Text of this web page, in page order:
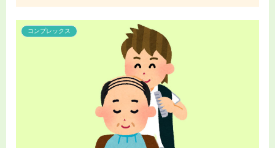
コンプレックス